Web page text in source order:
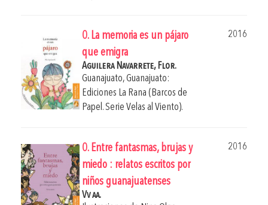
0. La memoria es un pájaro
que emigra
2016
Aguilera Navarrete, Flor.
Guanajuato, Guanajuato:
Ediciones La Rana (Barcos de
Papel. Serie Velas al Viento).
0. Entre fantasmas, brujas y
miedo : relatos escritos por
niños guanajuatenses
2016
Vv aa.